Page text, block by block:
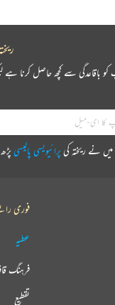
باقاعدگی سے کچھ حاصل کرنا
میں نے ریختہ کی پرائیویسی پالیسی
فوری
عطیہ
فرہنگ
تقطیع